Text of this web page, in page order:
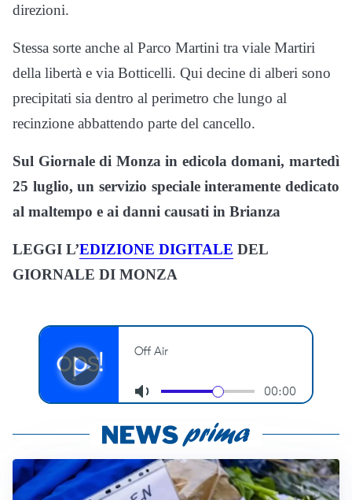
direzioni.
Stessa sorte anche al Parco Martini tra viale Martiri
della libertà e via Botticelli. Qui decine di alberi sono
precipitati sia dentro al perimetro che lungo al
recinzione abbattendo parte del cancello.
Sul Giornale di Monza in edicola domani, martedì
25 luglio, un servizio speciale interamente dedicato
al maltempo e ai danni causati in Brianza
LEGGI L’EDIZIONE DIGITALE DEL
GIORNALE DI MONZA